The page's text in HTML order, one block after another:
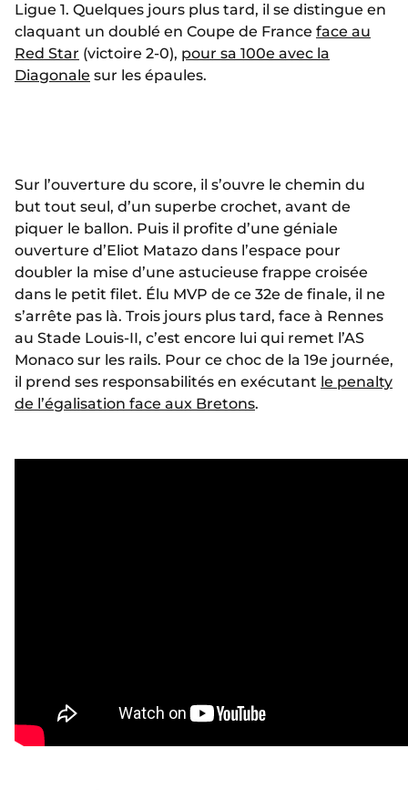
Ligue 1. Quelques jours plus tard, il se distingue en
claquant un doublé en Coupe de France face au
Red Star (victoire 2-0), pour sa 100e avec la
Diagonale sur les épaules.
Sur l’ouverture du score, il s’ouvre le chemin du
but tout seul, d’un superbe crochet, avant de
piquer le ballon. Puis il profite d’une géniale
ouverture d’Eliot Matazo dans l’espace pour
doubler la mise d’une astucieuse frappe croisée
dans le petit filet. Élu MVP de ce 32e de finale, il ne
s’arrête pas là. Trois jours plus tard, face à Rennes
au Stade Louis-II, c’est encore lui qui remet l’AS
Monaco sur les rails. Pour ce choc de la 19e journée,
il prend ses responsabilités en exécutant le penalty
de l’égalisation face aux Bretons.